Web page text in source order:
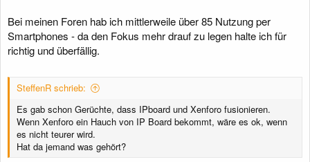
Bei meinen Foren hab ich mittlerweile über 85 Nutzung per
Smartphones - da den Fokus mehr drauf zu legen halte ich für
richtig und überfällig.
SteffenR schrieb:
Es gab schon Gerüchte, dass IPboard und Xenforo fusionieren.
Wenn Xenforo ein Hauch von IP Board bekommt, wäre es ok, wenn
es nicht teurer wird.
Hat da jemand was gehört?